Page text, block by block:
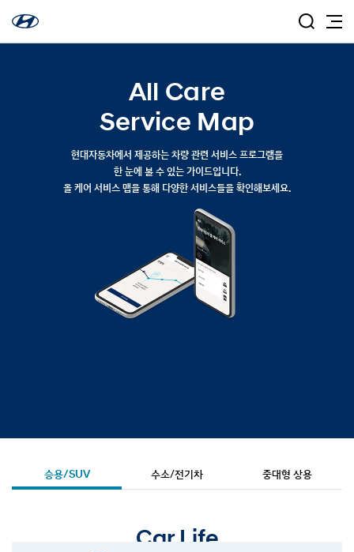
All Care
Service Map
현대자동차에서 제공하는 차량 관련 서비스 프로그램을
한 눈에 볼 수 있는 가이드입니다.
올 케어 서비스 맵을 통해 다양한 서비스들을 확인해보세요.
승용/SUV 수소/전기차 중대형 상용
Car Life